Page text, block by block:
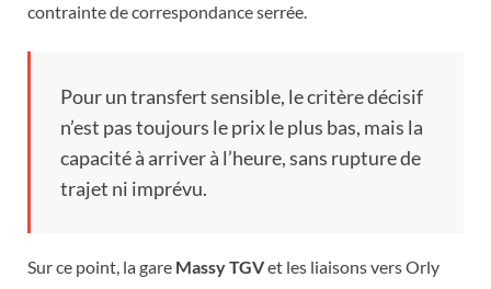
contrainte de correspondance serrée.
Pour un transfert sensible, le critère décisif
n’est pas toujours le prix le plus bas, mais la
capacité à arriver à l’heure, sans rupture de
trajet ni imprévu.
Sur ce point, la gare Massy TGVet les liaisons vers Orly